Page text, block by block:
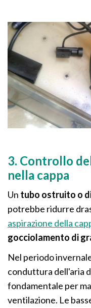
3. Controllo
nella cappa
Un tubo ostruito o
potrebbe ridurre
aspirazione della
gocciolamento di
Nel periodo
conduttura dell'aria
fondamentale per
ventilazione. Le